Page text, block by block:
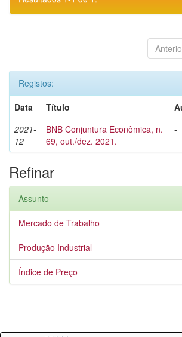
Registos:
Data
Título
2021-
12
BNB Conjuntura Econômica, n.
69, out./dez. 2021.
-
Refinar
Assunto
Mercado de Trabalho
Produção Industrial
Índice de Preço